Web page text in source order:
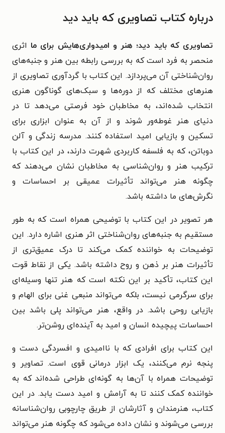
درباره کتاب تصاویری که باید دید
تصاویری که باید دید؛ هنر و امیدواری‌هایش برای ما اثری
منحصر به فرد است که به بررسی رابطه بین هنر و جنبه‌های
روان‌شناختی آن می‌پردازد. این کتاب با گردآوری تصاویری از
هنرهای مختلف که از دوره‌ها و سبک‌های گوناگون هنری
انتخاب شده‌اند، به مخاطبان خود فرصتی می‌دهد تا در
دنیای هنر غوطه‌ور شوند و از آن به عنوان ابزاری برای
تسکین و بازیابی امید استفاده کنند. مدرسه زندگی و آلن
دوباتن، که به فلسفه کاربردی شهرت دارند، در این کتاب با
ترکیب هنر و روان‌شناسی به مخاطبان نشان می‌دهند که
چگونه هنر می‌تواند تأثیرات عمیقی بر احساسات و
نگرش‌های ما داشته باشد.
هر تصویر در این کتاب با توضیحی همراه است که به طور
مستقیم به جنبه‌های روان‌شناختی اثر هنری اشاره دارد. این
توضیحات به خواننده کمک می‌کند تا درک عمیق‌تری از
تأثیرات هنر بر ذهن و روح داشته باشد. یکی از نقاط قوت
این کتاب، تأکید بر این نکته است که هنر تنها وسیله‌ای
برای سرگرمی نیست، بلکه می‌تواند منبعی غنی برای الهام و
بازیابی روحی باشد. در واقع، هنر می‌تواند پلی باشد بین
احساسات پیچیده انسان و امید به آینده‌ای روشن‌تر.
این کتاب برای افرادی که با ناامیدی و افسردگی دست و
پنجه نرم می‌کنند، یک ابزار درمانی قوی است. تصاویر و
توضیحات همراه با آن‌ها به گونه‌ای طراحی شده‌اند که به
خواننده کمک کنند تا به آرامش و امید دست یابد. در این
کتاب، هنرمندان و آثارشان از طریق چارچوبی روان‌شناسانه
بررسی می‌شوند و نشان داده می‌شود که چگونه هنر می‌تواند